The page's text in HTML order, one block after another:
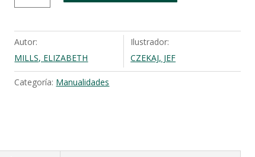
pinchos
garras
cantidad
Autor:
MILLS, ELIZABETH
Ilustrador:
CZEKAJ, JEF
Categoría: Manualidades